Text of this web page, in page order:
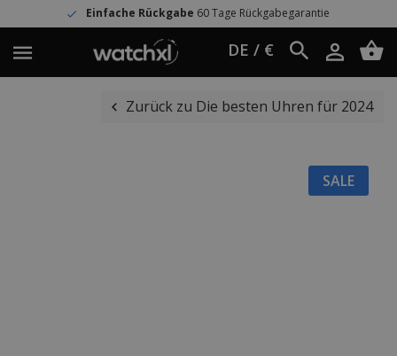
Einfache Rückgabe60 Tage Rückgabegarantie
DE / €
Zurück zu Die besten Uhren für 2024
SALE